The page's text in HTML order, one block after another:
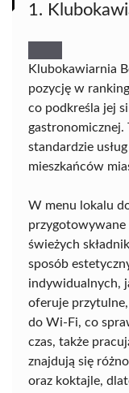
1.
Klubokawiarnia
pozycję w
co podkreśla jej
gastronomicznej.
standardzie
mieszkańców
W menu lokalu
przygotowywane
świeżych
sposób
indywidualnych,
oferuje
do Wi-Fi, co
czas, także
znajdują się
oraz koktajle,